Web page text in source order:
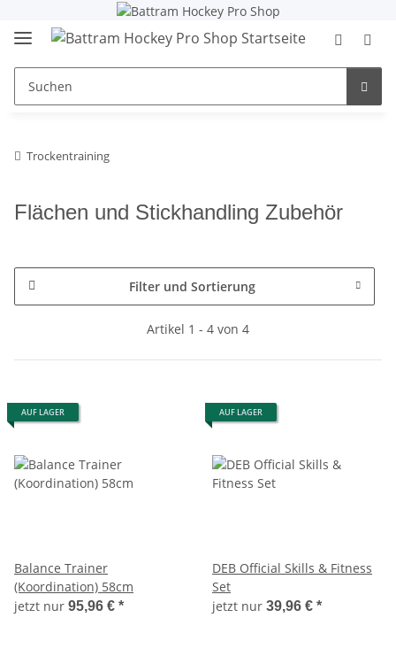
Trockentraining
Flächen und Stickhandling Zubehör
Filter und Sortierung
Artikel 1 - 4 von 4
AUF LAGER
Balance Trainer
(Koordination) 58cm
jetzt nur 95,96 € *
AUF LAGER
DEB Official Skills & Fitness
Set
jetzt nur 39,96 € *